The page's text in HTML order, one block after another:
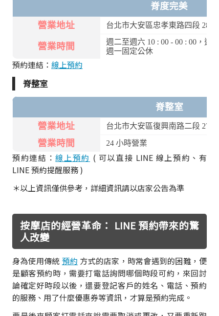
脊度完美
營業地址
台北市大安區忠孝東路四段 289
營業時間
週二至週六 10 : 00 - 00 : 00，週
週一固定公休
預約連結： 線上預約
脊整室
脊整室
營業地址
台北市大安區復興南路二段 27
營業時間 24 小時營業
預約連結：線上預約 ( 可以直接 LINE 線上預約、有
LINE 預約提醒服務 )
＊以上資訊僅供參考，詳細資訊請以店家公告為準
按摩店的經營革命： LINE 預約帶來的驚
人改變
身為使用傳統 預約 方式的店家，時常會遇到的困難，便
是顧客預約時，需要打電話詢問哪個時段可約，來回討
論確定好時段以後，還要登記客戶的姓名、電話、預約
的服務、用了什麼優惠券等資訊，才算是預約完成。